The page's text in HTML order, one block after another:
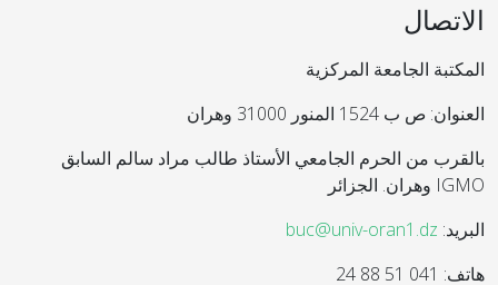
الاتصال
المكتبة الجامعة المركزية
العنوان: ص ب 1524 المنور 31000 وهران
بالقرب من الحرم الجامعي الأستاذ طالب مراد سالم السابق
IGMO وهران. الجزائر
البريد: buc@univ-oran1.dz
هاتف: 041 51 88 24